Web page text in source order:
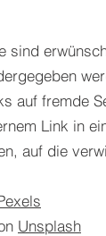
sind
auf fremde
Link in
auf die
Unsplash